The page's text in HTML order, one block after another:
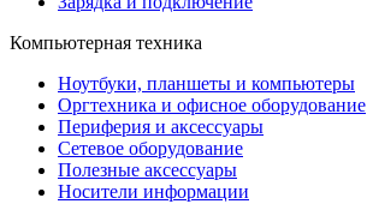
Компьютерная техника
Ноутбуки, планшеты и компьютеры
Оргтехника и офисное оборудование
Периферия и аксессуары
Cетевое оборудование
Полезные аксессуары
Носители информации